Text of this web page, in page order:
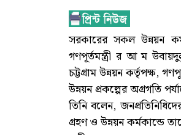
সরকারের সকল উন্নয়ন
গণপূর্তমন্ত্রী র আ ম
চট্টগ্রাম উন্নয়ন কর্তৃপক্ষ,
উন্নয়ন প্রকল্পের অগ্রগতি
তিনি বলেন,
গ্রহণ ও উন্নয়ন কর্মকান্ডে